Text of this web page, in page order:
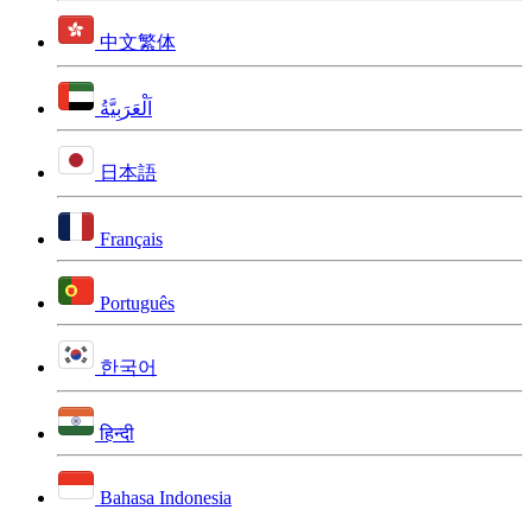
中文繁体
اَلْعَرَبِيَّةُ
日本語
Français
Português
한국어
हिन्दी
Bahasa Indonesia